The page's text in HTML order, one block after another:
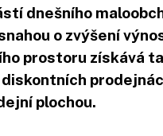
dnešního
o zvýšení
prostoru získává
plochou.